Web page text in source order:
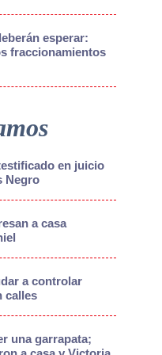
esperar:
fraccionamientos
en juicio
Negro
a casa
a controlar
calles
una garrapata;